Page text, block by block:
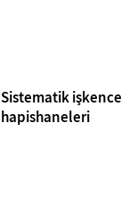
Sistematik
hapishaneleri